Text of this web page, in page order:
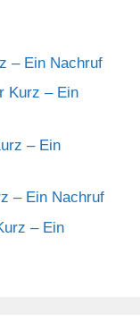
– Ein Nachruf
Kurz – Ein
– Ein
– Ein Nachruf
– Ein